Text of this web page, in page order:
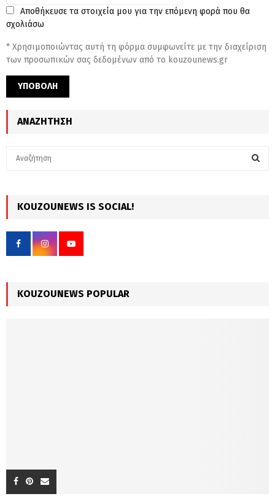
Αποθήκευσε τα στοιχεία μου για την επόμενη φορά που θα
σχολιάσω
* Χρησιμοποιώντας αυτή τη φόρμα συμφωνείτε με την διαχείριση
των προσωπικών σας δεδομένων από το kouzounews.gr
ΑΝΑΖΉΤΗΣΗ
h
f
r
KOUZOUNEWS IS SOCIAL!
KOUZOUNEWS POPULAR